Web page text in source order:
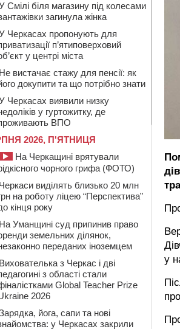
у
Смілі біля магазину під колесами
загинула жінка
Черкасах пропонують для
п’ятиповерховий
у центрі міста
Не вистачає стажу для пенсії: як
докупити та що потрібно знати
Черкасах виявили низку
у гуртожитку, де
ВПО
2026, П'ЯТНИЦЯ
На Черкащині врятували
чорного грифа (ФОТО)
Черкаси виділять близько 20 млн
на роботу ліцею “Перспектива”
кінця року
На Уманщині суд припинив право
земельних ділянок,
переданих іноземцем
Вихователька з Черкас і дві
з області стали
Global Teacher Prize
2026
йога, сапи та нові
у Черкасах закрили